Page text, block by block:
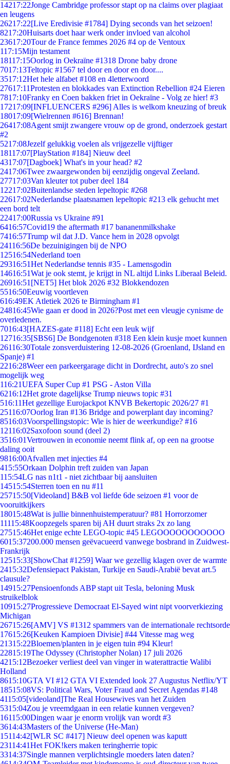
14217:22Jonge Cambridge professor stapt op na claims over plagiaat
en leugens
26217:22[Live Eredivisie #1784] Dying seconds van het seizoen!
8217:20Huisarts doet haar werk onder invloed van alcohol
23617:20Tour de France femmes 2026 #4 op de Ventoux
117:15Mijn testament
18117:15Oorlog in Oekraïne #1318 Drone baby drone
7017:13Teltopic #1567 tel door en door en door....
3517:12Het hele alfabet #108 en 4letterwoord
27617:11Protesten en blokkades van Extinction Rebellion #24 Eieren
7817:10Franky en Coen bakken friet in Oekraïne - Volg ze hier! #3
17217:09[INFLUENCERS #296] Alles is welkom kneuzing of breuk
18017:09[Wielrennen #616] Brennan!
26417:08Agent smijt zwangere vrouw op de grond, onderzoek gestart
#2
5217:08Jezelf gelukkig voelen als vrijgezelle vijftiger
18117:07[PlayStation #184] Nieuw deel
4317:07[Dagboek] What's in your head? #2
2417:06Twee zwaargewonden bij eenzijdig ongeval Zeeland.
27717:03Van kleuter tot puber deel 184
12217:02Buitenlandse steden lepeltopic #268
22617:02Nederlandse plaatsnamen lepeltopic #213 elk gehucht met
een bord telt
22417:00Russia vs Ukraine #91
6416:57Covid19 the aftermath #17 bananenmilkshake
7416:57Trump wil dat J.D. Vance hem in 2028 opvolgt
24116:56De bezuinigingen bij de NPO
12516:54Nederland toen
29316:51Het Nederlandse tennis #35 - Lamensgodin
14616:51Wat je ook stemt, je krijgt in NL altijd Links Liberaal Beleid.
26916:51 [NET5] Het blok 2026 #32 Blokkendozen
5516:50Eeuwig voortleven
616:49EK Atletiek 2026 te Birmingham #1
24816:45Wie gaan er dood in 2026?Post met een vleugje cynisme de
overledenen.
7016:43[HAZES-gate #118] Echt een leuk wijf
12716:35[SBS6] De Bondgenoten #318 Een klein kusje moet kunnen
26116:30Totale zonsverduistering 12-08-2026 (Groenland, IJsland en
Spanje) #1
2216:28Weer een parkeergarage dicht in Dordrecht, auto's zo snel
mogelijk weg
116:21UEFA Super Cup #1 PSG - Aston Villa
6216:12Het grote dagelijkse Trump nieuws topic #31
516:11Het gezellige Eurojackpot KNVB Bekertopic 2026/27 #1
25116:07Oorlog Iran #136 Bridge and powerplant day incoming?
8516:03Voorspellingstopic: Wie is hier de weerkundige? #16
12116:02Saxofoon sound (deel 2)
3516:01Vertrouwen in economie neemt flink af, op een na grootse
daling ooit
9816:00Afvallen met injecties #4
415:55Orkaan Dolphin treft zuiden van Japan
115:54LG nas n1t1 - niet zichtbaar bij aansluiten
14515:54Sterren toen en nu #11
25715:50[Videoland] B&B vol liefde 6de seizoen #1 voor de
vooruitkijkers
18015:48Wat is jullie binnenhuistemperatuur? #81 Horrorzomer
11115:48Koopzegels sparen bij AH duurt straks 2x zo lang
27515:46Het enige echte LEGO-topic #45 LEGOOOOOOOOOOO
6015:37200.000 mensen geëvacueerd vanwege bosbrand in Zuidwest-
Frankrijk
12515:33[ShowChat #1259] Waar we gezellig klagen over de warmte
2415:32Defensiepact Pakistan, Turkije en Saudi-Arabië bevat art.5
clausule?
14915:27Pensioenfonds ABP stapt uit Tesla, beloning Musk
struikelblok
10915:27Progressieve Democraat El-Sayed wint nipt voorverkiezing
Michigan
26715:26[AMV] VS #1312 spammers van de internationale rechtsorde
17615:26[Keuken Kampioen Divisie] #44 Vitesse mag weg
21315:22Bloemen/planten in je eigen tuin #94 Kleur!
22815:19The Odyssey (Christopher Nolan) 17 juli 2026
4215:12Bezoeker verliest deel van vinger in waterattractie Walibi
Holland
8615:10GTA VI #12 GTA VI Extended look 27 Augustus Netflix/YT
18515:08VS: Political Wars, Voter Fraud and Secret Agendas #148
4115:05[videoland]The Real Housewives van het Zuiden
5315:04Zou je vreemdgaan in een relatie kunnen vergeven?
16115:00Dingen waar je enorm vrolijk van wordt #3
3614:43Masters of the Universe (He-Man)
15114:42[WLR SC #417] Nieuw deel openen was kaputt
23114:41Het FOK!kers maken teringherrie topic
3314:37Single mannen verplichtsingle moeders laten daten?